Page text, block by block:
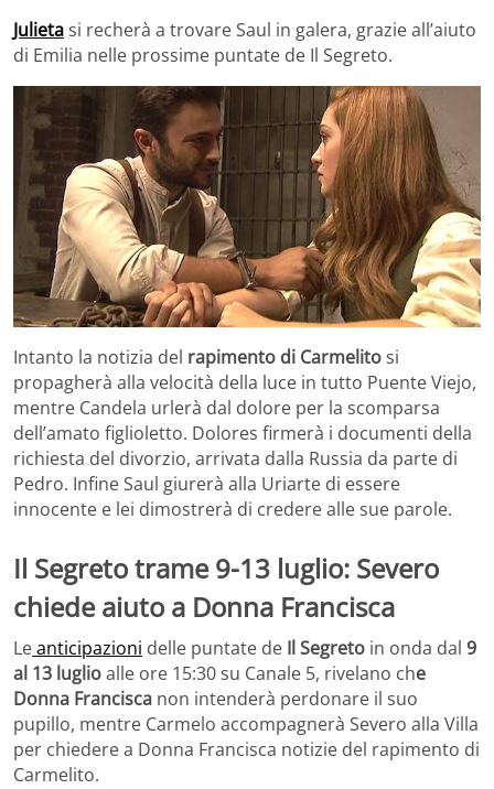
Julietasi recherà a trovare Saul in galera, grazie all’aiuto
di Emilia nelle prossime puntate de Il Segreto.
Intanto la notizia del rapimento di Carmelitosi
propagherà alla velocità della luce in tutto Puente Viejo,
mentre Candela urlerà dal dolore per la scomparsa
dell’amato figlioletto. Dolores firmerà i documenti della
richiesta del divorzio, arrivata dalla Russia da parte di
Pedro. Infine Saul giurerà alla Uriarte di essere
innocente e lei dimostrerà di credere alle sue parole.
Il Segreto trame 9-13 luglio: Severo
chiede aiuto a Donna Francisca
Leanticipazioni delle puntate de Il Segreto in onda dal 9
al 13 luglioalle ore 15:30 su Canale 5, rivelano che
Donna Francisca non intenderà perdonare il suo
pupillo, mentre Carmelo accompagnerà Severo alla Villa
per chiedere a Donna Francisca notizie del rapimento di
Carmelito.